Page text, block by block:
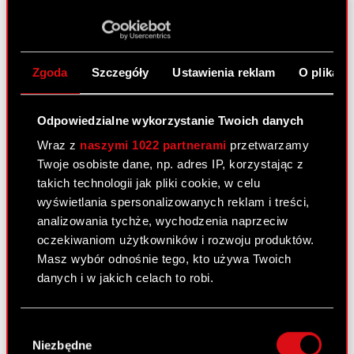
Zgoda Szczegóły Ustawienia reklam O
Odpowiedzialne wykorzystanie Twoich danych
Wraz z naszymi 1022 partnerami przetwarzamy
Twoje osobiste dane, np. adres IP, korzystając z
takich technologii jak pliki cookie, w celu
wyświetlania spersonalizowanych reklam i treści,
analizowania tychże, wychodzenia naprzeciw
oczekiwaniom użytkowników i rozwoju produktów.
Masz wybór odnośnie tego, kto używa Twoich
danych i w jakich celach to robi.
zgody
Niezbędne
Zawarcie znaczącej umowy przez
podmiot zależny
Raport bieżący nr 40/2011
PDF
Akcjonariusze posiadający co najmniej
5% głosów na Zwyczajnym Walnym
Zgromadzeniu Akcjonariuszy Spółki.
Raport bieżący nr 39/2011
28 czerwca 2011
Uchwały podjęte przez Zwyczajne Walne
Zgromadzenie Akcjonariuszy Spółki